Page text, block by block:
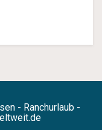
- Ranchurlaub -